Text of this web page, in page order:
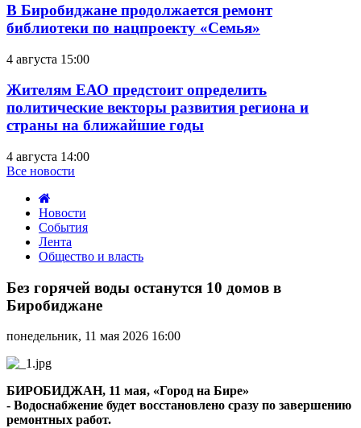
В Биробиджане продолжается ремонт
библиотеки по нацпроекту «Семья»
4 августа 15:00
Жителям ЕАО предстоит определить
политические векторы развития региона и
страны на ближайшие годы
4 августа 14:00
Все новости
Новости
События
Лента
Общество и власть
горячей
воды
останутся
домов
Биробиджане
Без горячей воды останутся 10 домов в
Биробиджане
понедельник, 11 мая 2026 16:00
БИРОБИДЖАН, 11 мая, «Город на Бире»
- Водоснабжение будет восстановлено сразу по завершению
ремонтных работ.